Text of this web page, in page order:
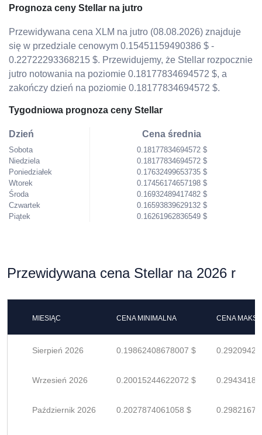
Prognoza ceny Stellar na jutro
Przewidywana cena XLM na jutro (08.08.2026) znajduje
się w przedziale cenowym 0.15451159490386 $ -
0.22722293368215 $. Przewidujemy, że Stellar rozpocznie
jutro notowania na poziomie 0.18177834694572 $, a
zakończy dzień na poziomie 0.18177834694572 $.
Tygodniowa prognoza ceny Stellar
Dzień
Sobota
Niedziela
Poniedziałek
Wtorek
Środa
Czwartek
Piątek
Cena średnia
0.18177834694572 $
0.18177834694572 $
0.17632499653735 $
0.17456174657198 $
0.16932489417482 $
0.16593839629132 $
0.16261962836549 $
Przewidywana cena Stellar na 2026 r
MIESIĄC CENA MINIMALNA CENA
Sierpień 2026 0.19862408678007 $
Wrzesień 2026 0.20015244622072 $
Październik 2026 0.2027874061058 $